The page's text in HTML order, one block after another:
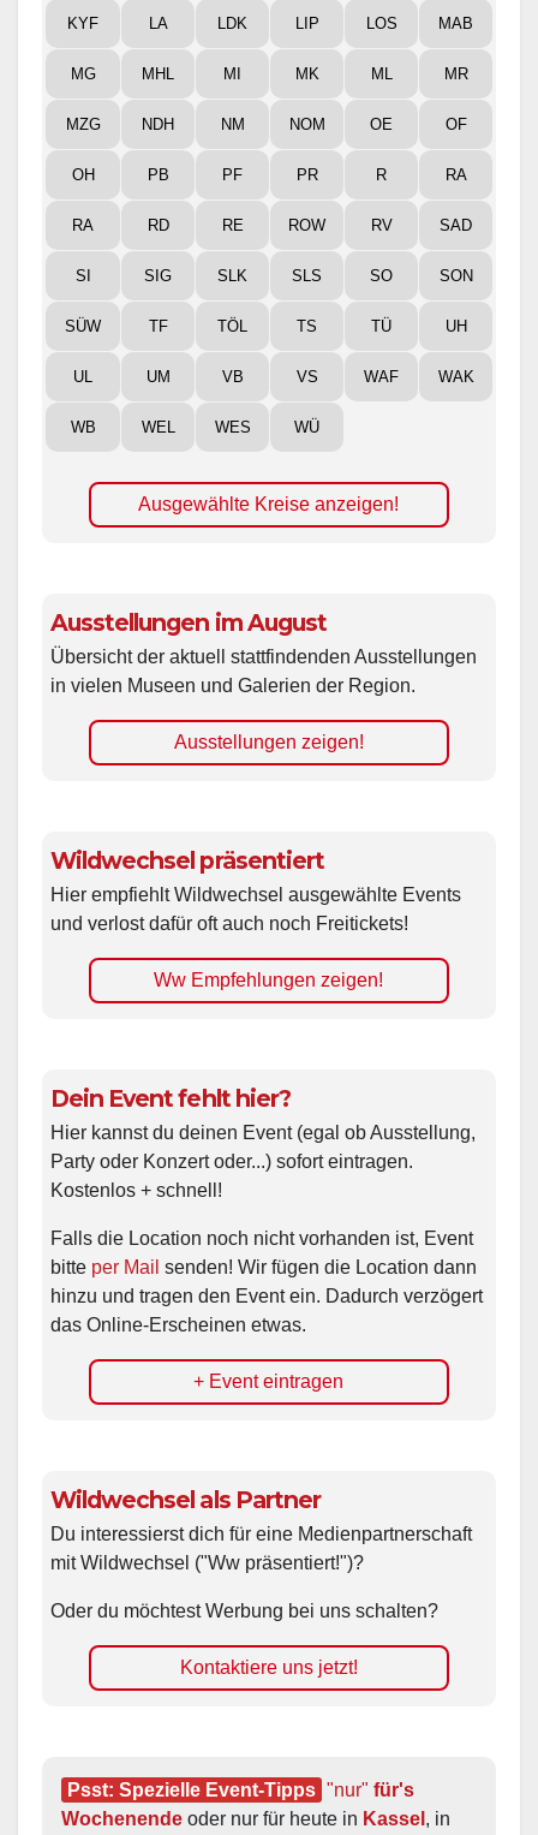
KYF LA LDK LIP LOS MAB
MG MHL MI MK ML MR
MZG NDH NM NOM OE OF
OH PB PF PR R RA
RA RD RE ROW RV SAD
SI SIG SLK SLS SO SON
SÜW TF TÖL TS TÜ UH
UL UM VB VS WAF WAK
WB WEL WES WÜ
Ausgewählte Kreise anzeigen!
Ausstellungen im August
Übersicht der aktuell stattfindenden Ausstellungen
in vielen Museen und Galerien der Region.
Ausstellungen zeigen!
Wildwechsel präsentiert
Hier empfiehlt Wildwechsel ausgewählte Events
und verlost dafür oft auch noch Freitickets!
Ww Empfehlungen zeigen!
Dein Event fehlt hier?
Hier kannst du deinen Event (egal ob Ausstellung,
Party oder Konzert oder...) sofort eintragen.
Kostenlos + schnell!
Falls die Location noch nicht vorhanden ist, Event
bitte per Mail senden! Wir fügen die Location dann
hinzu und tragen den Event ein. Dadurch verzögert
das Online-Erscheinen etwas.
+ Event eintragen
Wildwechsel als Partner
Du interessierst dich für eine Medienpartnerschaft
mit Wildwechsel ("Ww präsentiert!")?
Oder du möchtest Werbung bei uns schalten?
Kontaktiere uns jetzt!
Psst: Spezielle Event-Tipps "nur" für's
Wochenende oder nur für heute in Kassel